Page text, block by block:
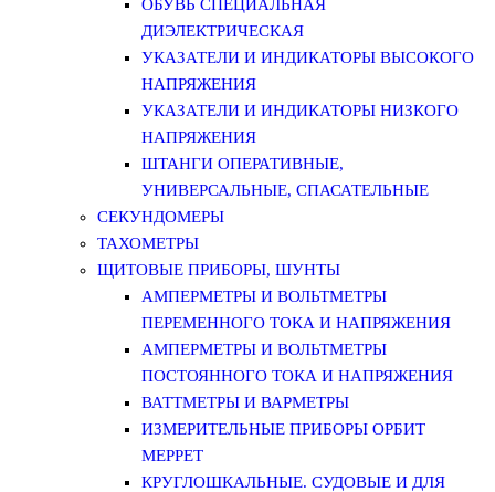
ОБУВЬ СПЕЦИАЛЬНАЯ
ДИЭЛЕКТРИЧЕСКАЯ
УКАЗАТЕЛИ И ИНДИКАТОРЫ ВЫСОКОГО
НАПРЯЖЕНИЯ
УКАЗАТЕЛИ И ИНДИКАТОРЫ НИЗКОГО
НАПРЯЖЕНИЯ
ШТАНГИ ОПЕРАТИВНЫЕ,
УНИВЕРСАЛЬНЫЕ, СПАСАТЕЛЬНЫЕ
СЕКУНДОМЕРЫ
ТАХОМЕТРЫ
ЩИТОВЫЕ ПРИБОРЫ, ШУНТЫ
АМПЕРМЕТРЫ И ВОЛЬТМЕТРЫ
ПЕРЕМЕННОГО ТОКА И НАПРЯЖЕНИЯ
АМПЕРМЕТРЫ И ВОЛЬТМЕТРЫ
ПОСТОЯННОГО ТОКА И НАПРЯЖЕНИЯ
ВАТТМЕТРЫ И ВАРМЕТРЫ
ИЗМЕРИТЕЛЬНЫЕ ПРИБОРЫ ОРБИТ
МЕРРЕТ
КРУГЛОШКАЛЬНЫЕ. СУДОВЫЕ И ДЛЯ